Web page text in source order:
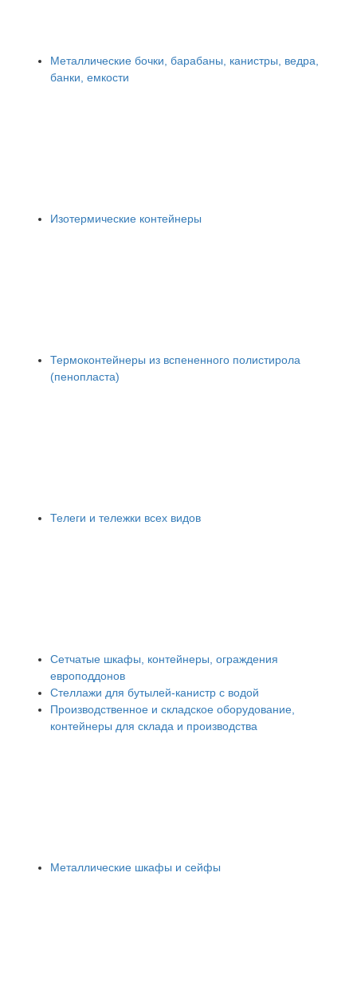
Металлические бочки, барабаны, канистры, ведра,
банки, емкости
Изотермические контейнеры
Термоконтейнеры из вспененного полистирола
(пенопласта)
Телеги и тележки всех видов
Сетчатые шкафы, контейнеры, ограждения
европоддонов
Стеллажи для бутылей-канистр с водой
Производственное и складское оборудование,
контейнеры для склада и производства
Металлические шкафы и сейфы